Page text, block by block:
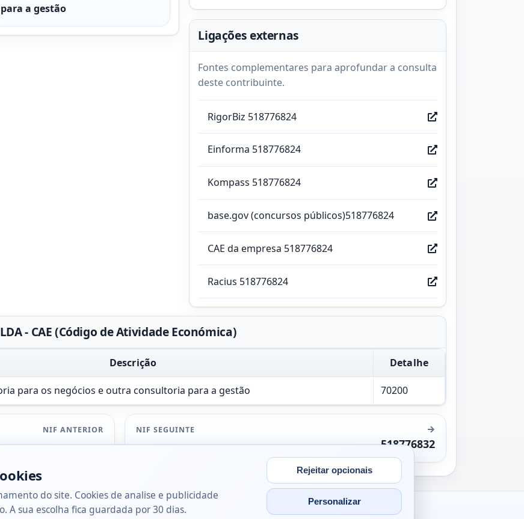
para a gestão
Ligações externas
Fontes complementares para aprofundar a consulta
deste contribuinte.
RigorBiz 518776824
Einforma 518776824
Kompass 518776824
base.gov (concursos públicos)518776824
CAE da empresa 518776824
Racius 518776824
LDA - CAE (Código de Atividade Económica)
Descrição Detalhe
para os negócios e outra consultoria para a gestão 70200
NIF ANTERIOR NIF SEGUINTE
518776832
do site. Cookies de analise e publicidade
A sua escolha fica guardada por 30 dias.
Rejeitar opcionais
Personalizar